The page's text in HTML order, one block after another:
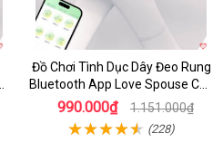
Đồ Chơi Tình Dục Dây Đeo Rung
Bluetooth App Love Spouse Cho
Les
990.000₫ 1.151.000₫
(228)